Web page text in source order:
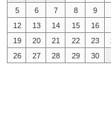
5
6 7 8 9
12
13 14 15 16
19
20 21 22 23
26
27 28 29 30